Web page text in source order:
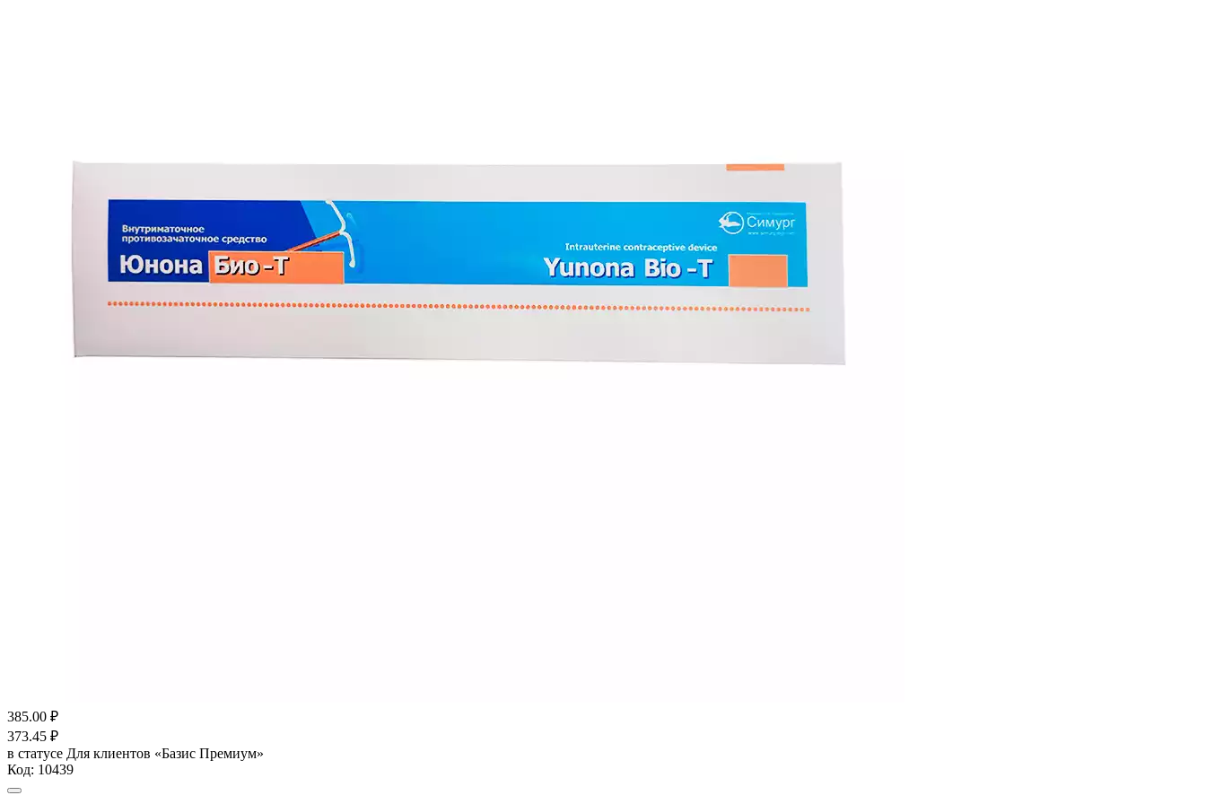
385.00 ₽
373.45 ₽
в статусе Для клиентов «Базис Премиум»
Код: 10439